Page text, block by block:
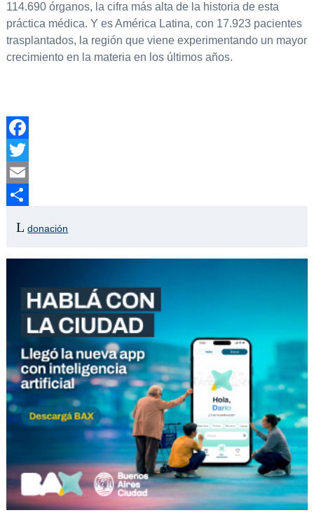
114.690 órganos, la cifra más alta de la historia de esta
práctica médica. Y es América Latina, con 17.923 pacientes
trasplantados, la región que viene experimentando un mayor
crecimiento en la materia en los últimos años.
Facebook
Twitter
Email
donación